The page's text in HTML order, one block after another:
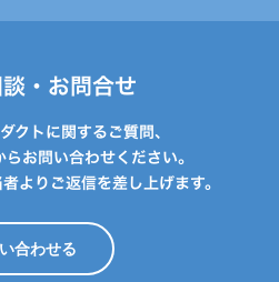
・お問合せ
クトに関するご質問、
お問い合わせください。
よりご返信を差し上げます。
合わせる